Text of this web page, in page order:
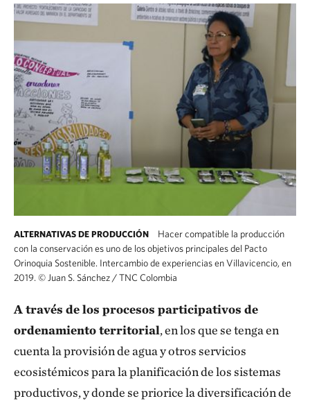
ALTERNATIVAS DE PRODUCCIÓN
Hacer compatible la producción
con la conservación es uno de los objetivos principales del Pacto
Orinoquia Sostenible. Intercambio de experiencias en Villavicencio, en
2019. © Juan S. Sánchez / TNC Colombia
A través de los procesos participativos de
ordenamiento territorial, en los que se tenga en
cuenta la provisión de agua y otros servicios
ecosistémicos para la planificación de los sistemas
productivos, y donde se priorice la diversificación de